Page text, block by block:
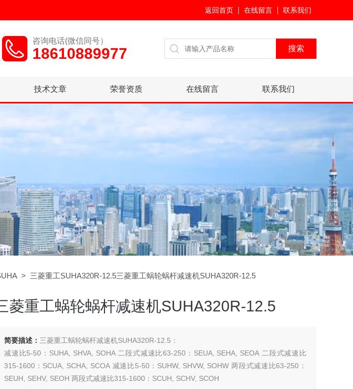
返回首页 在线留言 联系我们
咨询电话(微信同号）
18610889977
技术文章 荣誉资质 在线留言 联系我们
> 三菱重工SUHA320R-12.5三菱重工蜗轮蜗杆减速机SUHA320R-12.5
菱重工蜗轮蜗杆减速机SUHA320R-12.5
简要描述： 三菱重工蜗轮蜗杆减速机SUHA320R-12.5：
减速比5-50：SUHA, SHVA, SOHA 二段式减速比63-250：SEUA, SEHA, SEOA 二段式减速比
315-1600：SCUA, SCHA, SCOA 减速比5-50：SUHW, SHVW, SOHW 两段式减速比63-250：
SEUH, SEHV, SEOH 两段式减速比315-1600：SCUH, SCHV, SCOH